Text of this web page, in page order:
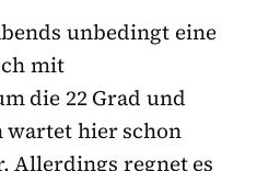
unbedingt eine
mit
die 22 Grad und
wartet hier schon
Allerdings regnet es